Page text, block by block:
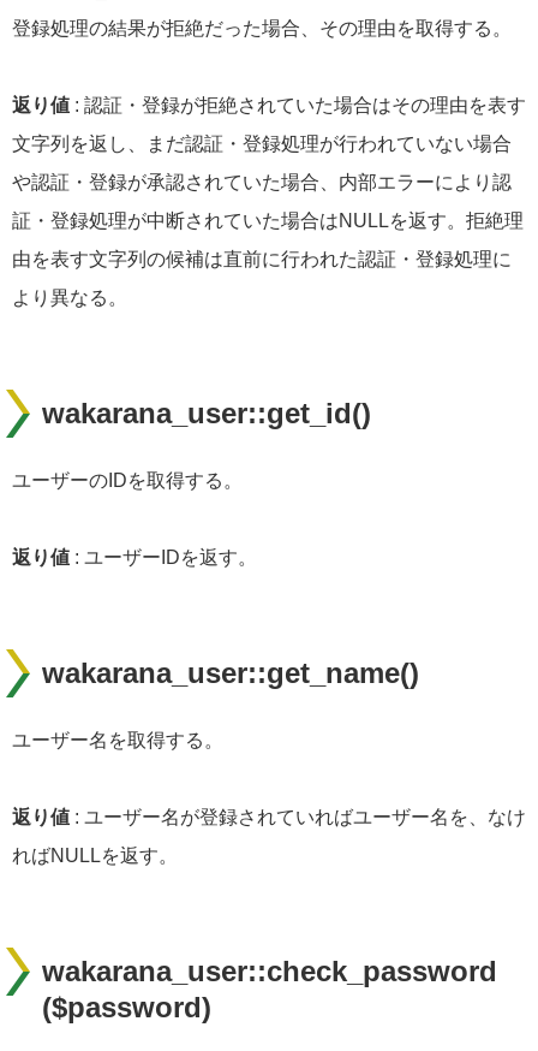
登録処理の結果が拒絶だった場合、その理由を取得する。
返り値 : 認証・登録が拒絶されていた場合はその理由を表す
文字列を返し、まだ認証・登録処理が行われていない場合
や認証・登録が承認されていた場合、内部エラーにより認
証・登録処理が中断されていた場合はNULLを返す。拒絶理
由を表す文字列の候補は直前に行われた認証・登録処理に
より異なる。
wakarana_user::get_id()
ユーザーのIDを取得する。
返り値 : ユーザーIDを返す。
wakarana_user::get_name()
ユーザー名を取得する。
返り値 : ユーザー名が登録されていればユーザー名を、なけ
ればNULLを返す。
wakarana_user::check_password
($password)